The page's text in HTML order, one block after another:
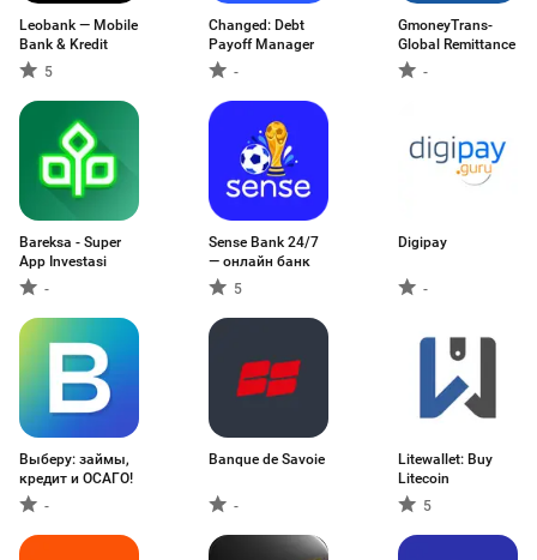
Leobank — Mobile
Bank & Kredit
5
Changed: Debt
Payoff Manager
-
GmoneyTrans-
Global Remittance
-
Bareksa - Super
App Investasi
-
Sense Bank 24/7
— онлайн банк
5
Digipay
-
Выберу: займы,
кредит и ОСАГО!
-
Banque de Savoie
-
Litewallet: Buy
Litecoin
5